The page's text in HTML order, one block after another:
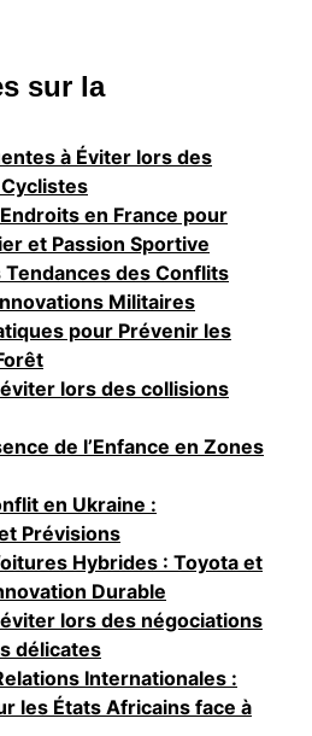
sur la
à Éviter lors des
en France pour
et Passion Sportive
Tendances des Conflits
Militaires
pour Prévenir les
lors des collisions
de l’Enfance en Zones
en Ukraine :
Prévisions
Hybrides : Toyota et
Durable
lors des négociations
délicates
Internationales :
les États Africains face à